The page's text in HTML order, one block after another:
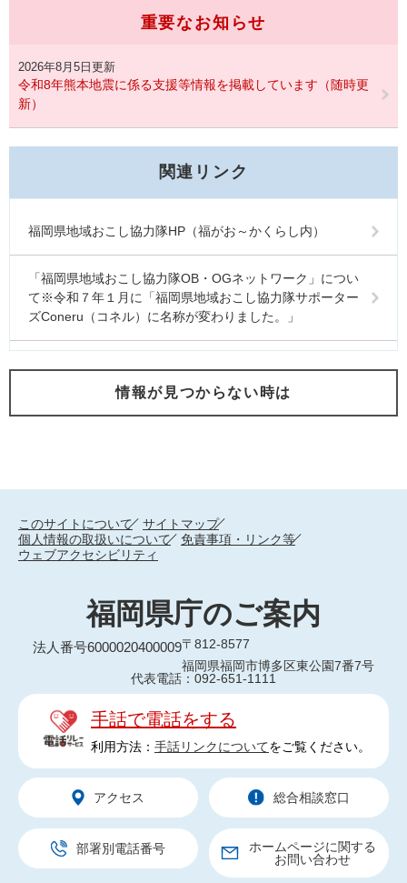
重要なお知らせ
2026年8月5日更新
令和8年熊本地震に係る支援等情報を掲載しています（随時更
新）
関連リンク
福岡県地域おこし協力隊HP（福がお～かくらし内）
「福岡県地域おこし協力隊OB・OGネットワーク」につい
て※令和７年１月に「福岡県地域おこし協力隊サポーター
ズConeru（コネル）に名称が変わりました。」
情報が見つからない時は
このサイトについて
サイトマップ
個人情報の取扱いについて
免責事項・リンク等
ウェブアクセシビリティ
福岡県庁のご案内
法人番号6000020400009〒812-8577
福岡県福岡市博多区東公園7番7号
代表電話：092-651-1111
手話で電話をする
利用方法： 手話リンクについてをご覧ください。
アクセス 総合相談窓口
部署別電話番号
ホームページに関する
お問い合わせ